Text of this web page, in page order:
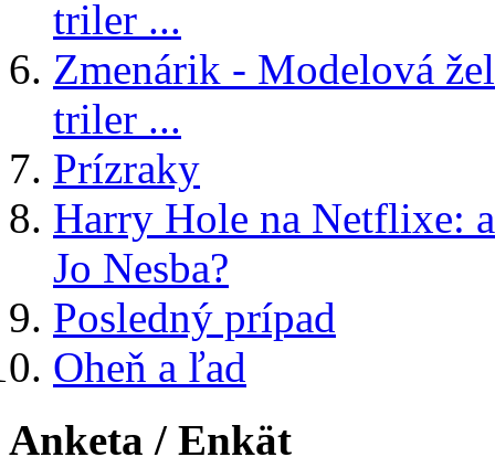
triler ...
Zmenárik - Modelová
triler ...
Prízraky
Harry Hole na Netflixe:
Jo Nesba?
Posledný prípad
Oheň a ľad
Anketa / Enkät